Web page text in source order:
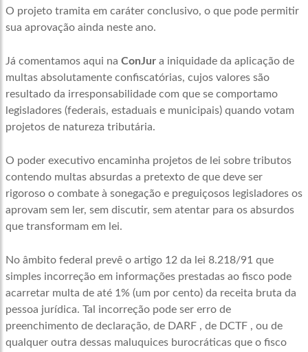
O projeto tramita em caráter conclusivo, o que pode permitir
sua aprovação ainda neste ano.
Já comentamos aqui na ConJura iniquidade da aplicação de
multas absolutamente confiscatórias, cujos valores são
resultado da irresponsabilidade com que se comportamo
legisladores (federais, estaduais e municipais) quando votam
projetos de natureza tributária.
O poder executivo encaminha projetos de lei sobre tributos
contendo multas absurdas a pretexto de que deve ser
rigoroso o combate à sonegação e preguiçosos legisladores os
aprovam sem ler, sem discutir, sem atentar para os absurdos
que transformam em lei.
No âmbito federal prevê o artigo 12 da lei 8.218/91 que
simples incorreção em informações prestadas ao fisco pode
acarretar multa de até 1% (um por cento) da receita bruta da
pessoa jurídica. Tal incorreção pode ser erro de
preenchimento de declaração, de DARF , de DCTF , ou de
qualquer outra dessas maluquices burocráticas que o fisco